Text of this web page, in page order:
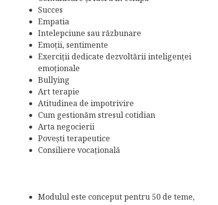
Succes
Empatia
Intelepciune sau răzbunare
Emoții, sentimente
Exerciții dedicate dezvoltării inteligenței
emoționale
Bullying
Art terapie
Atitudinea de impotrivire
Cum gestionăm stresul cotidian
Arta negocierii
Povești terapeutice
Consiliere vocațională
Modulul este conceput pentru 50 de teme,